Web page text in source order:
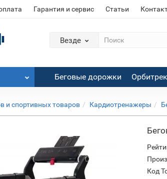
Гарантия и сервис Статьи
Везде
Беговые дорожки
и спортивных товаров Кардиотренажеры
Код